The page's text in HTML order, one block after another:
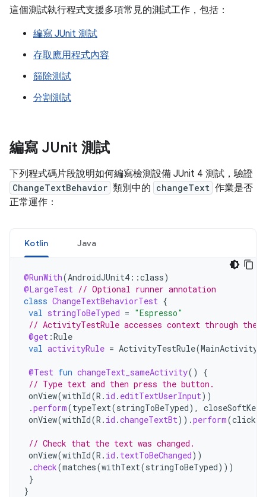
這個測試執行程式支援多項常見的測試工作，包括：
編寫 JUnit 測試
存取應用程式內容
篩除測試
分割測試
編寫 JUnit 測試
下列程式碼片段說明如何編寫檢測設備 JUnit 4 測試，驗證
ChangeTextBehavior 類別中的 changeText 作業是否
正常運作：
Kotlin Java
@RunWith(AndroidJUnit4 ::class)
@LargeTest // Optional runner annotation
class ChangeTextBehaviorTest {
val stringToBeTyped = "Espresso"
// ActivityTestRule accesses context through the
@get :Rule
val activityRule = ActivityTestRule(MainActivity
@Test fun changeText_sameActivity()
{
// Type text and then press the button.
onView(withId(R . id . editTextUserInput))
.perform(typeText(stringToBeTyped),
onView(withId(R . id .changeTextBt)).perform(click
// Check that the text was changed.
onView(withId(R . id . textToBeChanged))
.check(matches(withText(stringToBeTyped)))
}
}